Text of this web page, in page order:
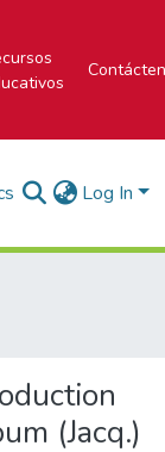
Log In
(Jacq.)